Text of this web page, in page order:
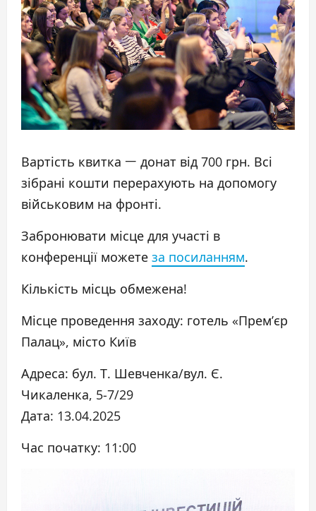
Вартість квитка ㅡ донат від 700 грн. Всі
зібрані кошти перерахують на допомогу
військовим на фронті.
Забронювати місце для участі в
конференції можете за посиланням.
Кількість місць обмежена!
Місце проведення заходу: готель «Прем’єр
Палац», місто Київ
Адреса: бул. Т. Шевченка/вул. Є.
Чикаленка, 5-7/29
Дата: 13.04.2025
Час початку: 11:00